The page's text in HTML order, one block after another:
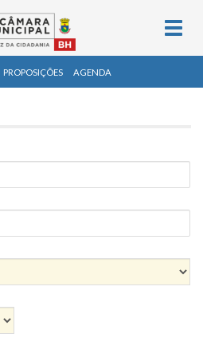
PROPOSIÇÕES AGENDA